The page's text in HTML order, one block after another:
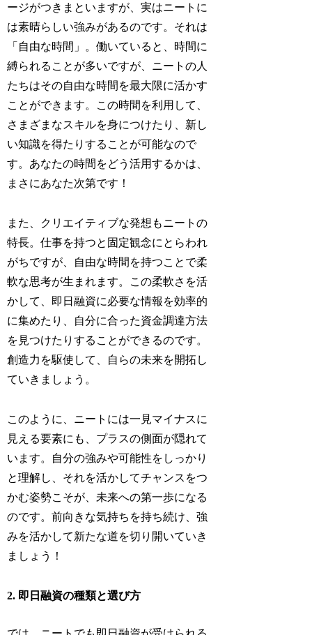
ージがつきまといますが、実はニートに
は素晴らしい強みがあるのです。それは
「自由な時間」。働いていると、時間に
縛られることが多いですが、ニートの人
たちはその自由な時間を最大限に活かす
ことができます。この時間を利用して、
さまざまなスキルを身につけたり、新し
い知識を得たりすることが可能なので
す。あなたの時間をどう活用するかは、
まさにあなた次第です！
また、クリエイティブな発想もニートの
特長。仕事を持つと固定観念にとらわれ
がちですが、自由な時間を持つことで柔
軟な思考が生まれます。この柔軟さを活
かして、即日融資に必要な情報を効率的
に集めたり、自分に合った資金調達方法
を見つけたりすることができるのです。
創造力を駆使して、自らの未来を開拓し
ていきましょう。
このように、ニートには一見マイナスに
見える要素にも、プラスの側面が隠れて
います。自分の強みや可能性をしっかり
と理解し、それを活かしてチャンスをつ
かむ姿勢こそが、未来への第一歩になる
のです。前向きな気持ちを持ち続け、強
みを活かして新たな道を切り開いていき
ましょう！
2. 即日融資の種類と選び方